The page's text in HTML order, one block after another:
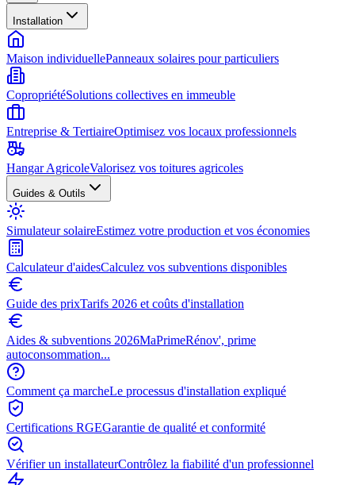
Installation
Maison individuellePanneaux solaires pour particuliers
CopropriétéSolutions collectives en immeuble
Entreprise & TertiaireOptimisez vos locaux professionnels
Hangar AgricoleValorisez vos toitures agricoles
Guides & Outils
Simulateur solaireEstimez votre production et vos économies
Calculateur d'aidesCalculez vos subventions disponibles
Guide des prixTarifs 2026 et coûts d'installation
Aides & subventions 2026MaPrimeRénov', prime
autoconsommation...
Comment ça marcheLe processus d'installation expliqué
Certifications RGEGarantie de qualité et conformité
Vérifier un installateurContrôlez la fiabilité d'un professionnel